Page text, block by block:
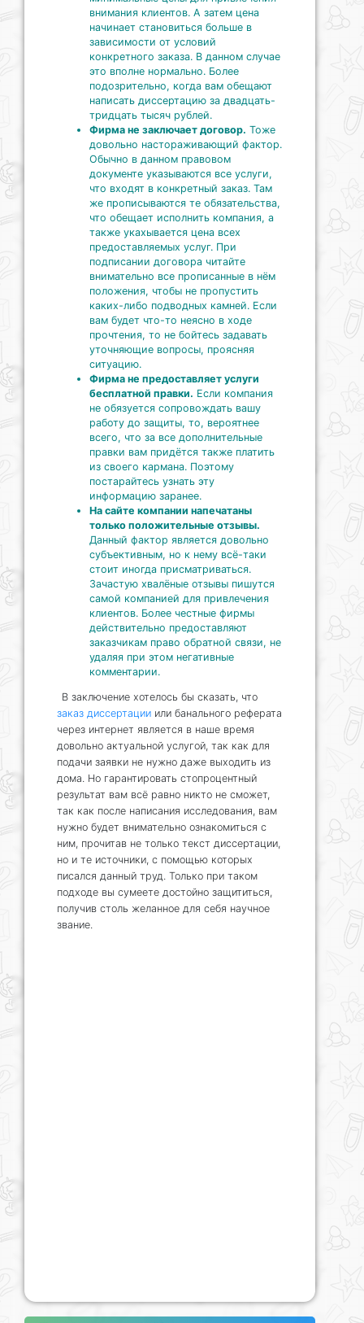
внимания клиентов. А затем цена
начинает становиться больше в
зависимости от условий
конкретного заказа. В данном случае
это вполне нормально. Более
подозрительно, когда вам обещают
написать диссертацию за двадцать-
тридцать тысяч рублей.
Фирма не заключает договор. Тоже
довольно настораживающий фактор.
Обычно в данном правовом
документе указываются все услуги,
что входят в конкретный заказ. Там
же прописываются те обязательства,
что обещает исполнить компания, а
также укахывается цена всех
предоставляемых услуг. При
подписании договора читайте
внимательно все прописанные в нём
положения, чтобы не пропустить
каких-либо подводных камней. Если
вам будет что-то неясно в ходе
прочтения, то не бойтесь задавать
уточняющие вопросы, проясняя
ситуацию.
Фирма не предоставляет услуги
бесплатной правки. Если компания
не обязуется сопровождать вашу
работу до защиты, то, вероятнее
всего, что за все дополнительные
правки вам придётся также платить
из своего кармана. Поэтому
постарайтесь узнать эту
информацию заранее.
На сайте компании напечатаны
только положительные отзывы.
Данный фактор является довольно
субъективным, но к нему всё-таки
стоит иногда присматриваться.
Зачастую хвалёные отзывы пишутся
самой компанией для привлечения
клиентов. Более честные фирмы
действительно предоставляют
заказчикам право обратной связи, не
удаляя при этом негативные
комментарии.
В заключение хотелось бы сказать, что
заказ диссертации или банального реферата
через интернет является в наше время
довольно актуальной услугой, так как для
подачи заявки не нужно даже выходить из
дома. Но гарантировать стопроцентный
результат вам всё равно никто не сможет,
так как после написания исследования, вам
нужно будет внимательно ознакомиться с
ним, прочитав не только текст диссертации,
но и те источники, с помощью которых
писался данный труд. Только при таком
подходе вы сумеете достойно защититься,
получив столь желанное для себя научное
звание.